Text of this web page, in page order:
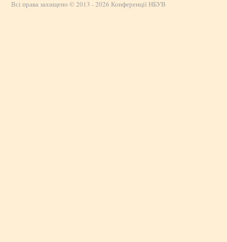
Всі права захищено © 2013 - 2026 Конференції НБУВ